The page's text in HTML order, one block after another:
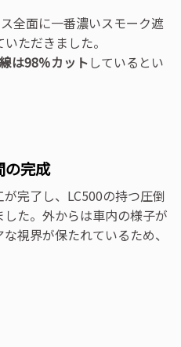
全面に一番濃いスモーク遮
ただきました。
は98％カット しているとい
の完成
完了し、LC500の持つ圧倒
た。外からは車内の様子が
視界が保たれているため、